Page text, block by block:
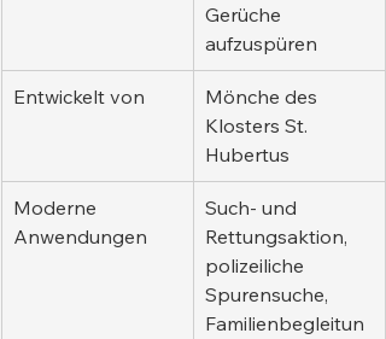
Gerüche
aufzuspüren
Entwickelt von
Mönche des
Klosters St.
Hubertus
Moderne
Anwendungen
Such- und
Rettungsaktion,
polizeiliche
Spurensuche,
Familienbegleitun